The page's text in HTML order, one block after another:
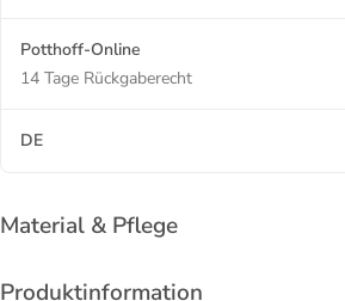
Potthoff-Online
14 Tage Rückgaberecht
DE
Material & Pflege
Produktinformation